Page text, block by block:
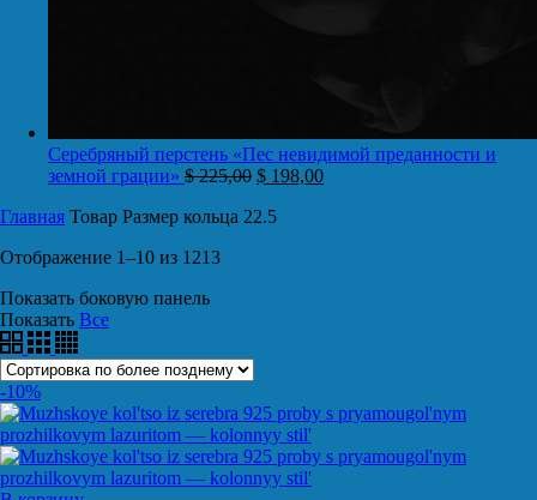
Серебряный перстень «Пес невидимой преданности и
земной грации» $225,00 $ 198,00
Главная Товар Размер кольца 22.5
Отображение 1–10 из 1213
Показать боковую панель
Показать Все
-10%